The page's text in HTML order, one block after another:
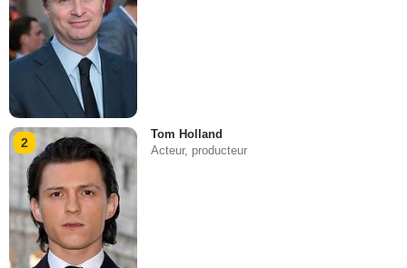
2
Tom Holland
Acteur, producteur